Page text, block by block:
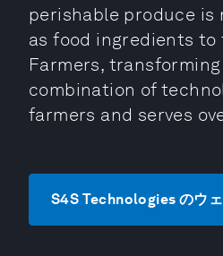
perishable produce
as food ingredients to
Farmers,
combination of
farmers and serves
S4S Technologies のウ